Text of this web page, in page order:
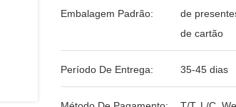
Embalagem Padrão:
de
de cartão
Período De Entrega: 35-45 dias